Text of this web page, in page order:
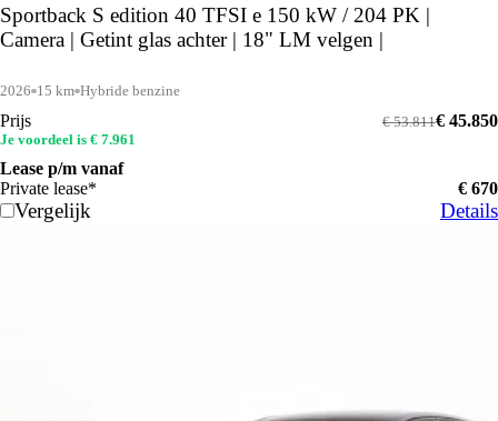
Sportback S edition 40 TFSI e 150 kW / 204 PK |
Camera | Getint glas achter | 18" LM velgen |
2026 15 km Hybride benzine
Prijs € 45.850
€ 53.811
Je voordeel is € 7.961
Lease p/m vanaf
Private lease*
€ 670
Vergelijk Details